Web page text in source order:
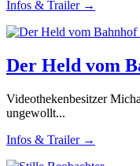
Infos & Trailer →
Der Held vom
Videothekenbesitzer
ungewollt...
Infos & Trailer →